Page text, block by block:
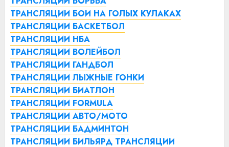
ТРАНСЛЯЦИИ БОИ НА ГОЛЫХ КУЛАКАХ
ТРАНСЛЯЦИИ БАСКЕТБОЛ
ТРАНСЛЯЦИИ НБА
ТРАНСЛЯЦИИ ВОЛЕЙБОЛ
ТРАНСЛЯЦИИ ГАНДБОЛ
ТРАНСЛЯЦИИ ЛЫЖНЫЕ ГОНКИ
ТРАНСЛЯЦИИ БИАТЛОН
ТРАНСЛЯЦИИ FORMULA
ТРАНСЛЯЦИИ АВТО/МОТО
ТРАНСЛЯЦИИ БАДМИНТОН
ТРАНСЛЯЦИИ БИЛЬЯРД ТРАНСЛЯЦИИ